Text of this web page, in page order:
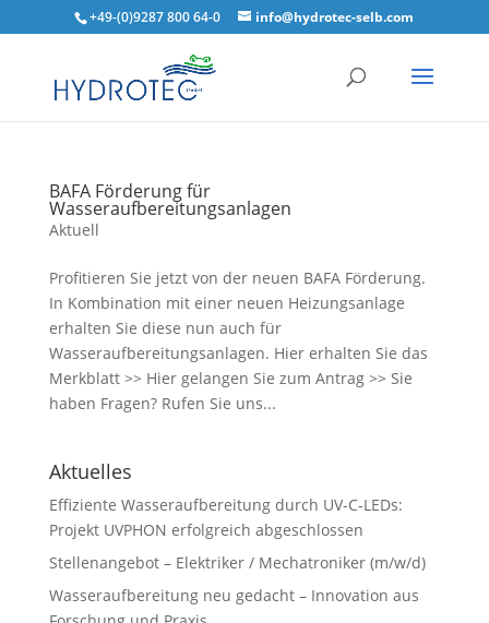
+49-(0)9287 800 64-0 info@hydrotec-selb.com
BAFA Förderung für
Wasseraufbereitungsanlagen
Aktuell
Profitieren Sie jetzt von der neuen BAFA Förderung.
In Kombination mit einer neuen Heizungsanlage
erhalten Sie diese nun auch für
Wasseraufbereitungsanlagen. Hier erhalten Sie das
Merkblatt >> Hier gelangen Sie zum Antrag >> Sie
haben Fragen? Rufen Sie uns...
Aktuelles
Effiziente Wasseraufbereitung durch UV-C-LEDs:
Projekt UVPHON erfolgreich abgeschlossen
Stellenangebot – Elektriker / Mechatroniker (m/w/d)
Wasseraufbereitung neu gedacht – Innovation aus